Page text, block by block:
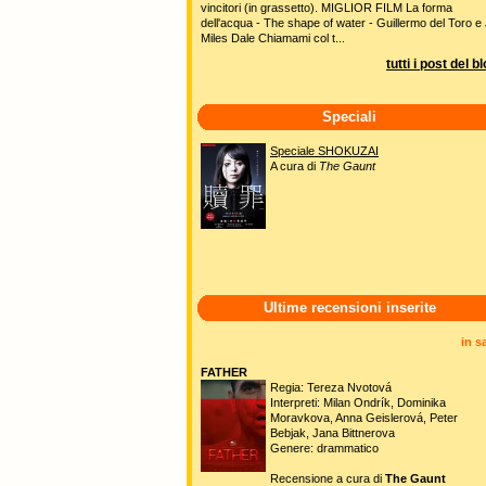
vincitori (in grassetto). MIGLIOR FILM La forma
dell'acqua - The shape of water - Guillermo del Toro e
Miles Dale Chiamami col t...
tutti i post del
Speciali
Speciale SHOKUZAI
A cura di The Gaunt
Ultime recensioni inserite
in
FATHER
Regia: Tereza Nvotová
Interpreti: Milan Ondrík, Dominika
Moravkova, Anna Geislerová, Peter
Bebjak, Jana Bittnerova
Genere: drammatico
Recensione a cura di The Gaunt